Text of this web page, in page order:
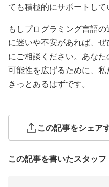
ても積極的にサポートして
もしプログラミング言語
に迷いや不安があれば、
にご相談ください。あな
可能性を広げるために、
きっとあるはずです。
この記事をシェア
この記事を書いたスタッフ